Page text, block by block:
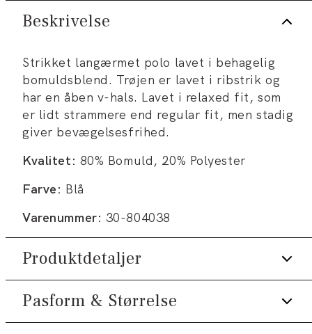
Beskrivelse
Strikket langærmet polo lavet i behagelig
bomuldsblend. Trøjen er lavet i ribstrik og
har en åben v-hals. Lavet i relaxed fit, som
er lidt strammere end regular fit, men stadig
giver bevægelsesfrihed.
Kvalitet: 80% Bomuld, 20% Polyester
Farve: Blå
Varenummer: 30-804038
Produktdetaljer
Logomærke nederst på venstre side.
Trøjen er lavet i ribstrik.
Pasform & Størrelse